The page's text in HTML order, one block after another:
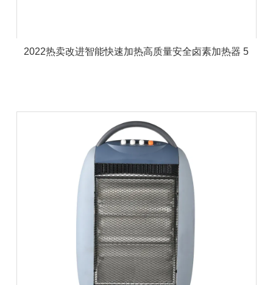
2022热卖改进智能快速加热高质量安全卤素加热器 5